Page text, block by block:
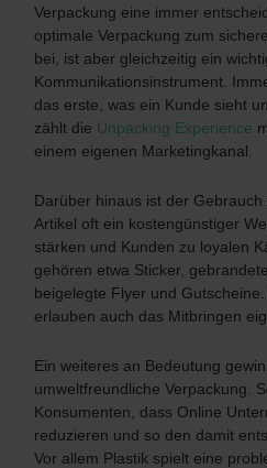
Verpackung eine immer
optimale Verpackung zum
bei, ist aber gleichzeitig ein
Kommunikationsinstrument.
das erste, was ein Kunde sieht
zählt die Unpacking Experience
einem eigenen Marketingkanal.
Darüber hinaus ist der
Artikel oft ein kostengünstiger
stärken und Kunden zu loyalen
gehören etwa Sticker,
beigelegte Flyer und
erlauben auch das Mitbringen
Ein weiteres an Bedeutung
umweltfreundliche Verpackung.
Konsumenten, dass Online
reduzieren und so den damit
Vor allem Plastik spielt eine